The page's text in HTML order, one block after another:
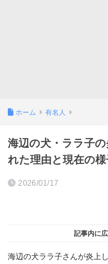
ホーム 有名人
海辺の犬・ララ子
れた理由と現在の
2026/01/17
記事内に
海辺の犬ララ子さんが炎上